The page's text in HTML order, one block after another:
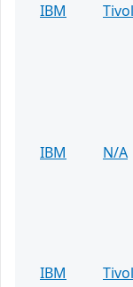
IBM
IBM
N/A
IBM